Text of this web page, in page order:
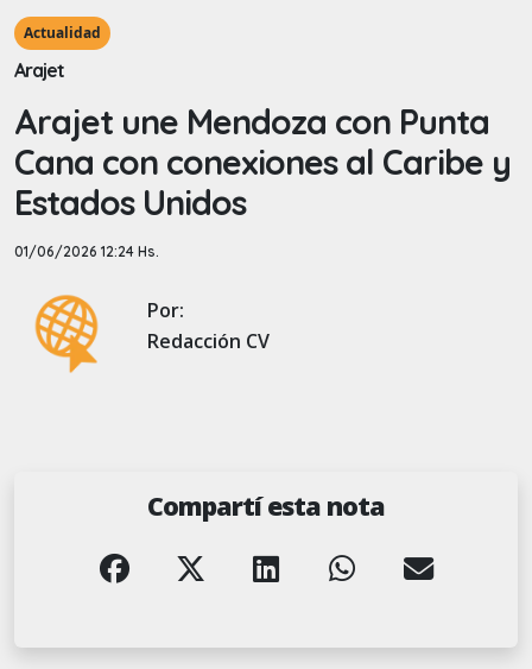
Actualidad
Arajet
Arajet une Mendoza con Punta
Cana con conexiones al Caribe y
Estados Unidos
01/06/2026 12:24 Hs.
Por:
Redacción CV
Compartí esta nota